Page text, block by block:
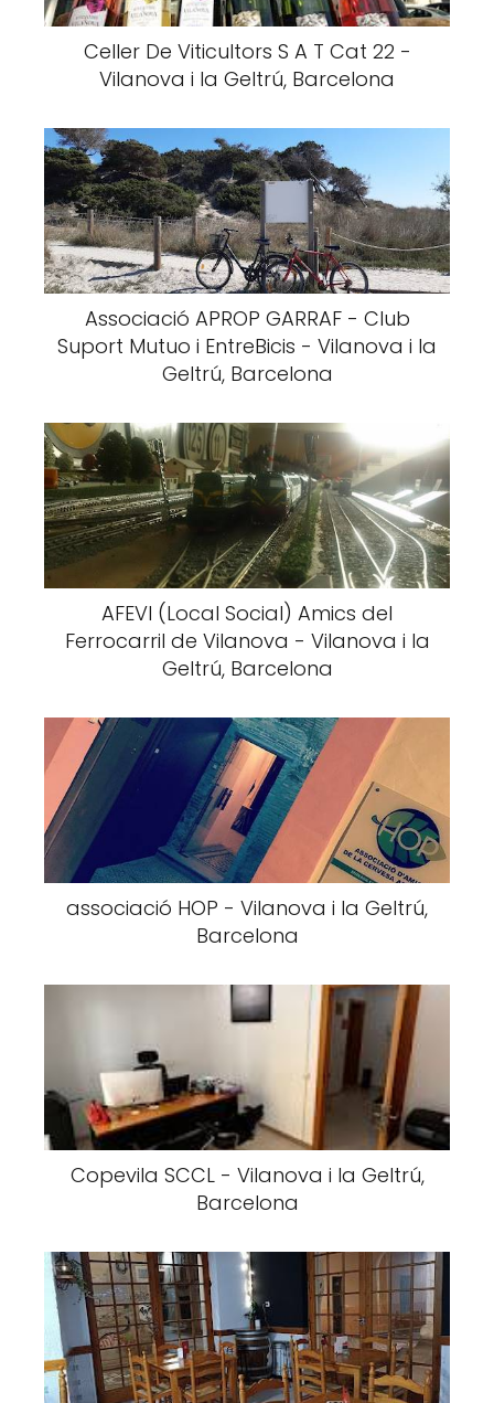
Celler De Viticultors S A T Cat 22 -
Vilanova i la Geltrú, Barcelona
Associació APROP GARRAF - Club
Suport Mutuo i EntreBicis - Vilanova i la
Geltrú, Barcelona
AFEVI (Local Social) Amics del
Ferrocarril de Vilanova - Vilanova i la
Geltrú, Barcelona
associació HOP - Vilanova i la Geltrú,
Barcelona
Copevila SCCL - Vilanova i la Geltrú,
Barcelona